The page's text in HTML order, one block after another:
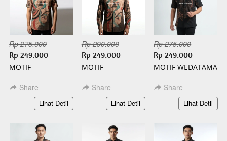
Rp 275.000
Rp 249.000
MOTIF
PENDEK BATIK
SLIMFIT
Share
`Lihat Detil
Rp 290.000
Rp 249.000
MOTIF
PANJANG BATIK
SLIMFIT
Share
`
Lihat Detil
Rp 275.000
Rp 249.000
MOTIF WEDATAMA
SLIMFIT
Share
`Lihat Detil